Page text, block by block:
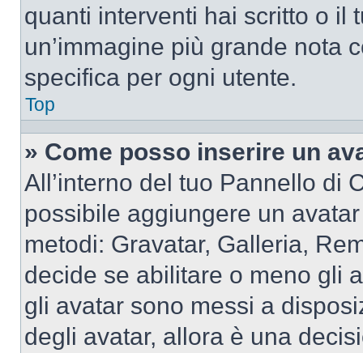
quanti interventi hai scritto o il
un’immagine più grande nota
specifica per ogni utente.
Top
» Come posso inserire un
All’interno del tuo Pannello di
possibile aggiungere un
metodi: Gravatar, Galleria,
decide se abilitare o meno gli
gli avatar sono messi a
degli avatar, allora è una